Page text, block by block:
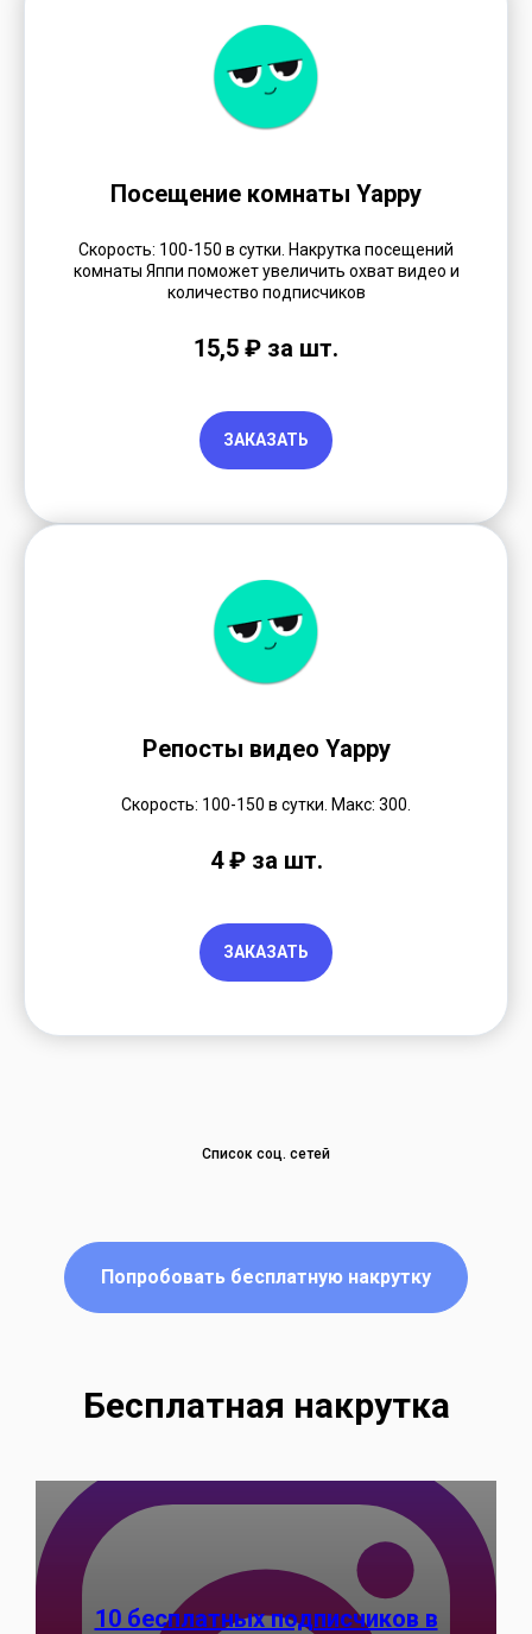
Посещение комнаты Yappy
Скорость: 100-150 в сутки. Накрутка посещений
комнаты Яппи поможет увеличить охват видео и
количество подписчиков
15,5 ₽ за шт.
ЗАКАЗАТЬ
Репосты видео Yappy
Скорость: 100-150 в сутки. Макс: 300.
4 ₽ за шт.
ЗАКАЗАТЬ
Список соц. сетей
Попробовать бесплатную накрутку
Бесплатная накрутка
10 бесплатных подписчиков в